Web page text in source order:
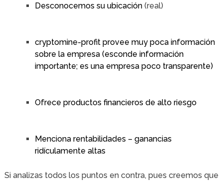
Desconocemos su ubicación(real)
cryptomine-profit provee muy poca información
sobre la empresa (esconde información
importante; es una empresa poco transparente)
Ofrece productos financieros de alto riesgo
Menciona rentabilidades – ganancias
ridículamente altas
Si analizas todos los puntos en contra, pues creemos que